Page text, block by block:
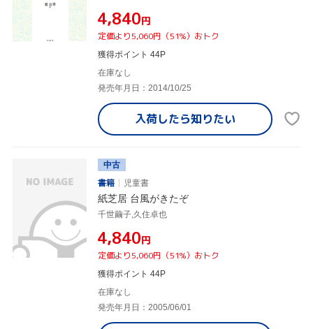
¥4,840円
定価より5,060円（51%）おトク
獲得ポイント 44P
在庫なし
発売年月日：2014/10/25
入荷したら知りたい
中古
書籍
児童書
紙芝居 台風がきたぞ
千世繭子,久住卓也
¥4,840円
定価より5,060円（51%）おトク
獲得ポイント 44P
在庫なし
発売年月日：2005/06/01